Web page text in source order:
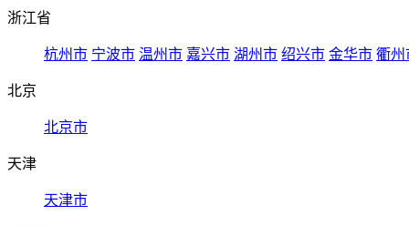
浙江省
杭州市 宁波市 温州市 嘉兴市 湖州市 绍兴市 金华市 衢州
北京
北京市
天津
天津市